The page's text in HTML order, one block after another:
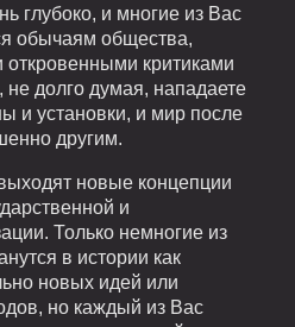
глубоко, и многие из Вас
обычаям общества,
откровенными критиками
долго думая, нападаете
и установки, и мир после
другим.
новые концепции
и
Только немногие из
в истории как
новых идей или
но каждый из Вас